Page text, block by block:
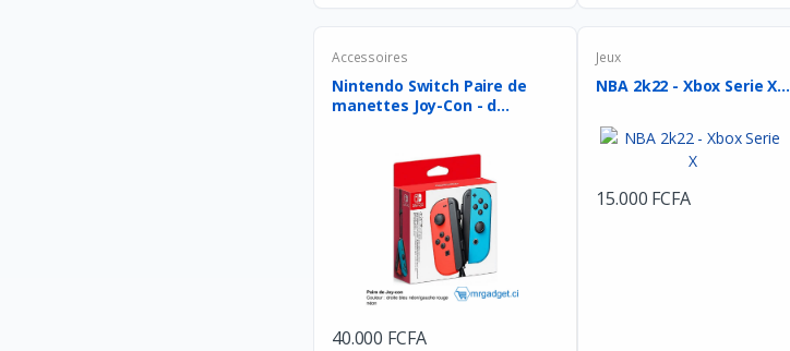
Accessoires
Nintendo Switch Paire de
manettes Joy-Con - d...
40.000 FCFA
Jeux
NBA 2k22 - Xbox Serie X...
15.000 FCFA